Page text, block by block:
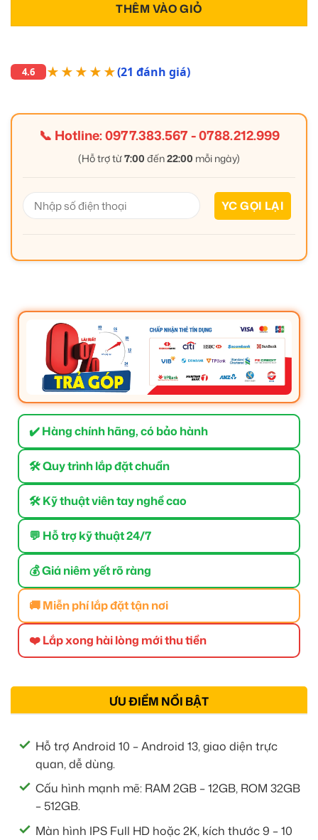
THÊM VÀO GIỎ
4.6 ★★★★★(21 đánh giá)
📞 Hotline:0977.383.567-0788.212.999
(Hỗ trợ từ7:00 đến22:00 mỗi ngày)
✔️ Hàng chính hãng, có bảo hành
🛠 Quy trình lắp đặt chuẩn
🛠 Kỹ thuật viên tay nghề cao
💬 Hỗ trợ kỹ thuật 24/7
💰 Giá niêm yết rõ ràng
🚚 Miễn phí lắp đặt tận nơi
❤️ Lắp xong hài lòng mới thu tiền
ƯU ĐIỂM NỔI BẬT
Hỗ trợ Android 10 – Android 13, giao diện trực
quan, dễ dùng.
Cấu hình mạnh mẽ: RAM 2GB – 12GB, ROM 32GB
– 512GB.
Màn hình IPS Full HD hoặc 2K, kích thước 9 – 10